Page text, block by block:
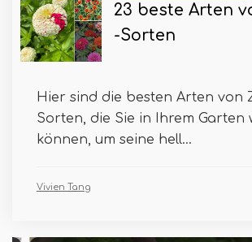
23 beste Arten
-Sorten
Hier sind die besten Arten von
Sorten, die Sie in Ihrem Garten
können, um seine hell...
Vivien Tang